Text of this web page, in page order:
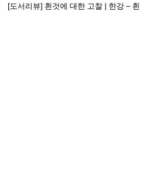
[도서리뷰] 흰것에 대한 고찰 | 한강 – 흰